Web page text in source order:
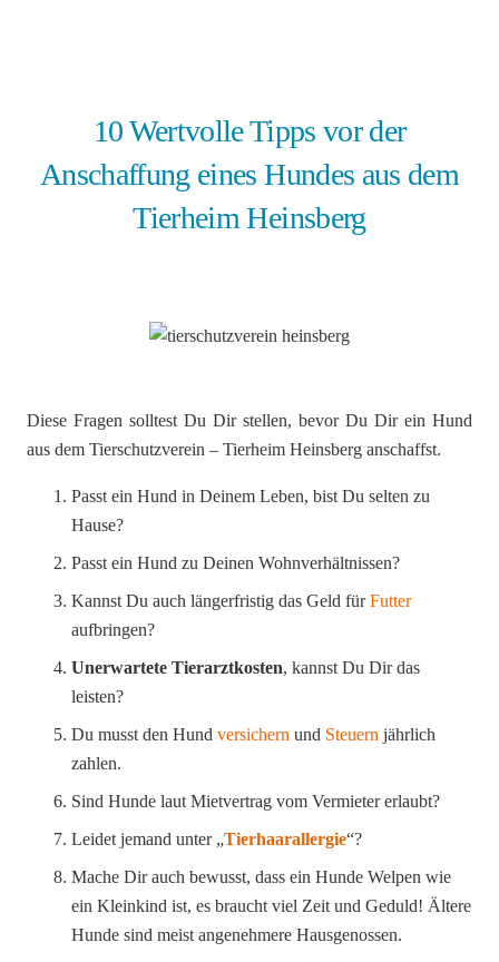
10 Wertvolle Tipps vor der
Anschaffung eines Hundes aus dem
Tierheim Heinsberg
Diese Fragen solltest Du Dir stellen, bevor Du Dir ein Hund
aus dem Tierschutzverein – Tierheim Heinsberg anschaffst.
Passt ein Hund in Deinem Leben, bist Du selten zu
Hause?
Passt ein Hund zu Deinen Wohnverhältnissen?
Kannst Du auch längerfristig das Geld fürFutter
aufbringen?
Unerwartete Tierarztkosten, kannst Du Dir das
leisten?
Du musst den Hund versichern und Steuern jährlich
zahlen.
Sind Hunde laut Mietvertrag vom Vermieter erlaubt?
Leidet jemand unter „Tierhaarallergie“?
Mache Dir auch bewusst, dass ein Hunde Welpen wie
ein Kleinkind ist, es braucht viel Zeit und Geduld! Ältere
Hunde sind meist angenehmere Hausgenossen.